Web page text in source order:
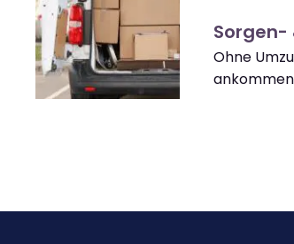
Sorgen-
Ohne